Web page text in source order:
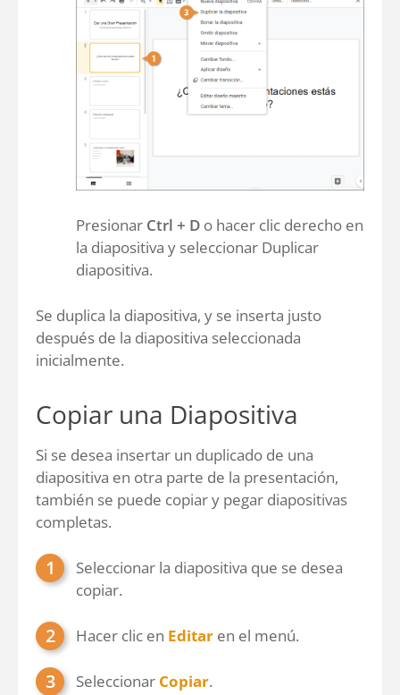
Presionar Ctrl + D o hacer clic derecho en
la diapositiva y seleccionar Duplicar
diapositiva.
Se duplica la diapositiva, y se inserta justo
después de la diapositiva seleccionada
inicialmente.
Copiar una Diapositiva
Si se desea insertar un duplicado de una
diapositiva en otra parte de la presentación,
también se puede copiar y pegar diapositivas
completas.
Seleccionar la diapositiva que se desea
copiar.
Hacer clic en Editar en el menú.
Seleccionar Copiar.